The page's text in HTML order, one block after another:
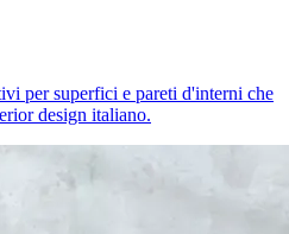
per superfici e pareti d'interni che
design italiano.